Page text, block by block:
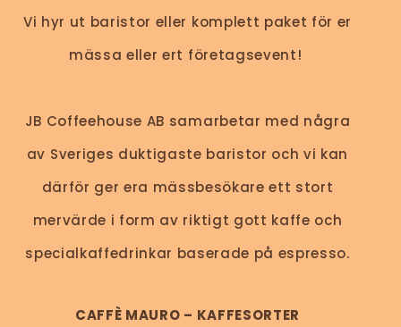
Vi hyr ut baristor eller komplett paket för er
mässa eller ert företagsevent!
JB Coffeehouse AB samarbetar med några
av Sveriges duktigaste baristor och vi kan
därför ger era mässbesökare ett stort
mervärde i form av riktigt gott kaffe och
specialkaffedrinkar baserade på espresso.
CAFFÈ MAURO – KAFFESORTER